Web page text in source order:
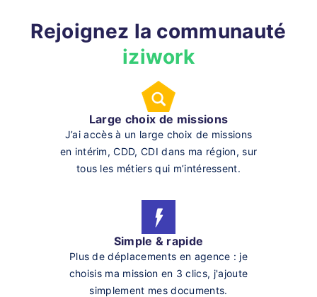
Rejoignez la communauté
iziwork
Large choix de missions
J’ai accès à un large choix de missions
en intérim, CDD, CDI dans ma région, sur
tous les métiers qui m’intéressent.
Simple & rapide
Plus de déplacements en agence : je
choisis ma mission en 3 clics, j'ajoute
simplement mes documents.